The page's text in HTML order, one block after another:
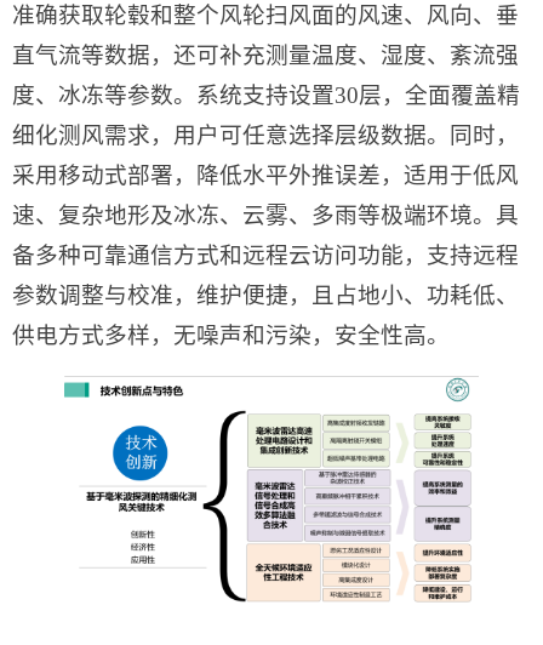
准确获取轮毂和整个风轮扫风面的风速、风向、垂
直气流等数据，还可补充测量温度、湿度、紊流强
度、冰冻等参数。系统支持设置30层，全面覆盖精
细化测风需求，用户可任意选择层级数据。同时，
采用移动式部署，降低水平外推误差，适用于低风
速、复杂地形及冰冻、云雾、多雨等极端环境。具
备多种可靠通信方式和远程云访问功能，支持远程
参数调整与校准，维护便捷，且占地小、功耗低、
供电方式多样，无噪声和污染，安全性高。